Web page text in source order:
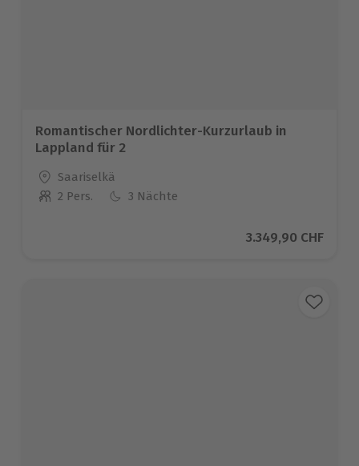
Romantischer Nordlichter-Kurzurlaub in
Lappland für 2
Standort
Saariselkä
Anzahl der Teilnehmer
2 Pers. 3 Nächte
Aktueller Preis
3.349,90 CHF